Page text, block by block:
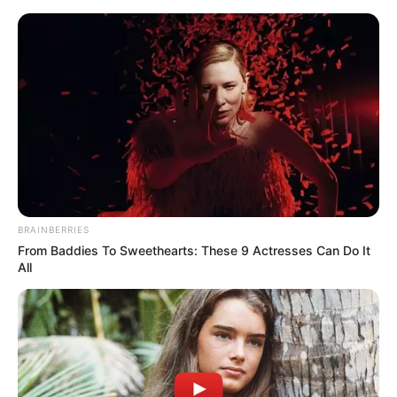
Kit Dia das Mães: 12 Ideias
Criativas + Passo a Passos
BRAINBERRIES
From Baddies To Sweethearts: These 9 Actresses Can Do It
All